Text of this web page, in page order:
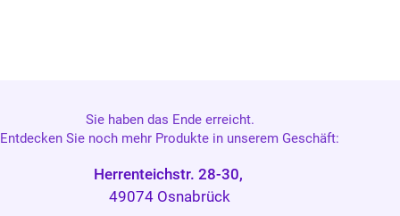
Sie haben das Ende erreicht.
Entdecken Sie noch mehr Produkte in unserem Geschäft:
Herrenteichstr. 28-30,
49074 Osnabrück